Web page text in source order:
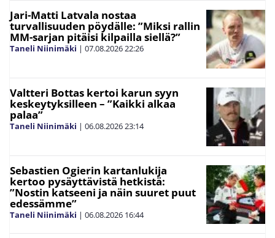
Jari-Matti Latvala nostaa
turvallisuuden pöydälle: ”Miksi rallin
MM-sarjan pitäisi kilpailla siellä?”
Taneli Niinimäki | 07.08.202622:26
Valtteri Bottas kertoi karun syyn
keskeytyksilleen – ”Kaikki alkaa
palaa”
Taneli Niinimäki | 06.08.202623:14
Sebastien Ogierin kartanlukija
kertoo pysäyttävistä hetkistä:
”Nostin katseeni ja näin suuret puut
edessämme”
Taneli Niinimäki | 06.08.2026 16:44